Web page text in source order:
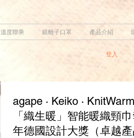
溫度聯乘 銀離子口罩 產品介紹
登入
agape · Keiko ·
「織生暖」智能暖織頸
年德國設計大獎（卓越產